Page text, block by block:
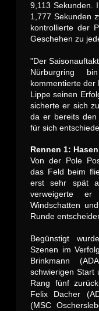
9,113 Sekunden.
1,777 Sekunden
kontrollierte der
Geschehen zu
"Der
Nürburgring
kommentierte der
Lippe seinen
sicherte er sich
da er bereits den
für sich
Rennen 1:
Von der Pole
das Feld beim
erst sehr spät
verweigerte
Windschatten
Runde
Begünstigt
Szenen im
Brinkmann
schwierigen Start
Rang fünf
Felix Dacher
(MSC